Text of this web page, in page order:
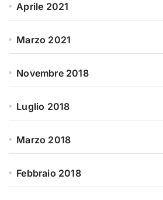
Aprile 2021
Marzo 2021
Novembre 2018
Luglio 2018
Marzo 2018
Febbraio 2018